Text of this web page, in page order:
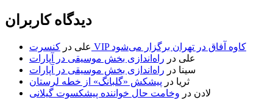
دیدگاه کاربران
علی در
کنسرت VIP کاوه آفاق در تهران برگزار می‌شود
علی در راه‌اندازی بخش موسیقی در آپارات
سینا در راه‌اندازی بخش موسیقی در آپارات
ثریا در پیشکش «گلبانگ» از خطه لرستان
لادن در وخامت حال خواننده پیشکسوت گیلانی